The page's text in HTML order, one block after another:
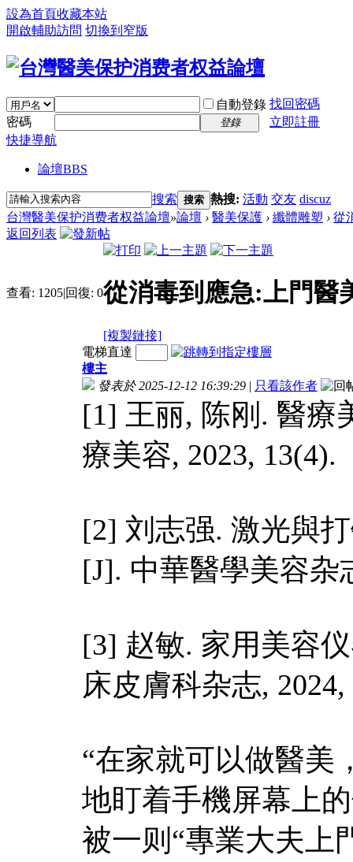
設為首頁收藏本站
開啟輔助訪問 切換到窄版
自動登錄 找回密碼
密碼
登錄
立即註冊
快捷導航
論壇BBS
搜索 搜索 熱搜: 活動 交友 discuz
台灣醫美保护消费者权益論壇»論壇 › 醫美保護 › 纖體雕塑 › 從
返回列表
查看: 1205|回復: 0從消毒到應急:上門醫
[複製鏈接]
電梯直達
樓主
發表於 2025-12-12 16:39:29 | 只看該作者
[1] 王丽, 陈刚. 醫療
療美容, 2023, 13(4).
[2] 刘志强. 激光與
[J]. 中華醫學美容杂
[3] 赵敏. 家用美容
床皮膚科杂志, 2024,
“在家就可以做醫美
地盯着手機屏幕上
被一则“專業大夫上